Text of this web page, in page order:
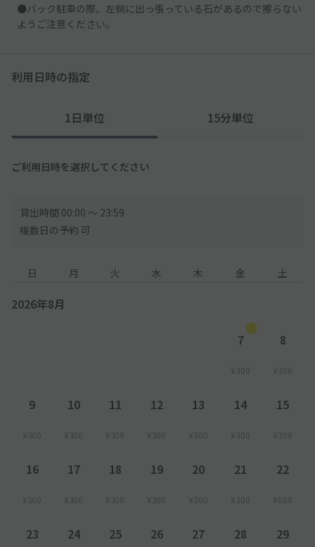
●バック駐車の際、左側に出っ張っている石があるので擦らない
ようご注意ください。
利用日時の指定
1日単位 15分単位
ご利用日時を選択してください
貸出時間 00:00 〜 23:59
複数日の予約 可
日 月 火 水 木 金 土
2026年8月
7
¥300
8
¥300
9
¥300
10
¥300
11
¥300
12
¥300
13
¥300
14
¥300
15
¥300
16
¥300
17
¥300
18
¥300
19
¥300
20
¥300
21
¥300
22
¥600
23 24 25 26 27 28 29